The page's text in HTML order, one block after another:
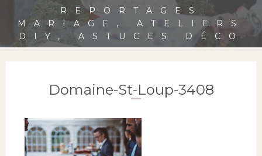
REPORTAGES
MARIAGE, ATELIERS
DIY, ASTUCES DÉCO
Domaine-St-Loup-3408